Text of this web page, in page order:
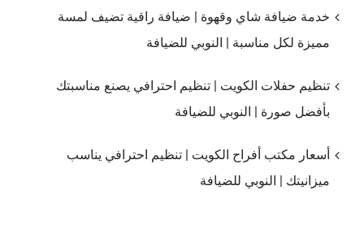
خدمة ضيافة شاي وقهوة | ضيافة راقية تضيف لمسة
مميزة لكل مناسبة | النوبي للضيافة
تنظيم حفلات الكويت | تنظيم احترافي يصنع مناسبتك
بأفضل صورة | النوبي للضيافة
أسعار مكتب أفراح الكويت | تنظيم احترافي يناسب
ميزانيتك | النوبي للضيافة